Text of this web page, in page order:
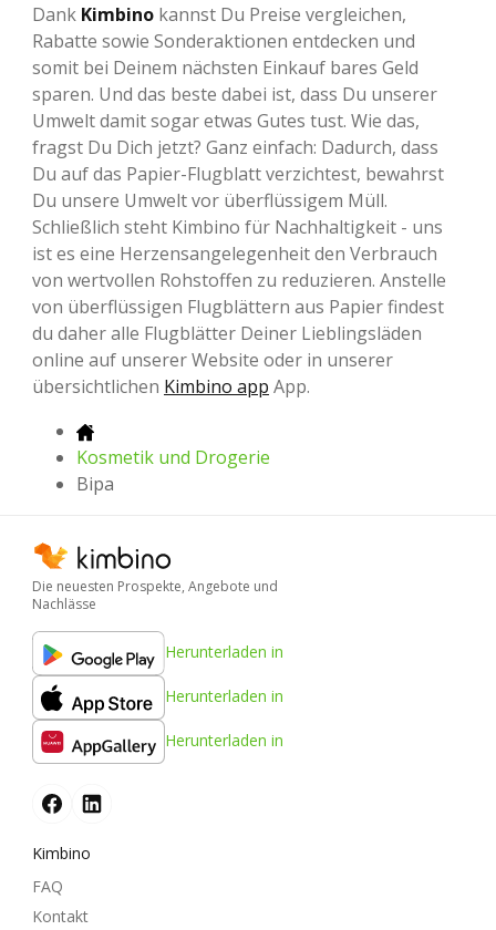
Dank Kimbino kannst Du Preise vergleichen,
Rabatte sowie Sonderaktionen entdecken und
somit bei Deinem nächsten Einkauf bares Geld
sparen. Und das beste dabei ist, dass Du unserer
Umwelt damit sogar etwas Gutes tust. Wie das,
fragst Du Dich jetzt? Ganz einfach: Dadurch, dass
Du auf das Papier-Flugblatt verzichtest, bewahrst
Du unsere Umwelt vor überflüssigem Müll.
Schließlich steht Kimbino für Nachhaltigkeit - uns
ist es eine Herzensangelegenheit den Verbrauch
von wertvollen Rohstoffen zu reduzieren. Anstelle
von überflüssigen Flugblättern aus Papier findest
du daher alle Flugblätter Deiner Lieblingsläden
online auf unserer Website oder in unserer
übersichtlichen Kimbino app App.
Kosmetik und Drogerie
Bipa
Die neuesten Prospekte, Angebote und
Nachlässe
Herunterladen in
Herunterladen in
Herunterladen in
Kimbino
FAQ
Kontakt